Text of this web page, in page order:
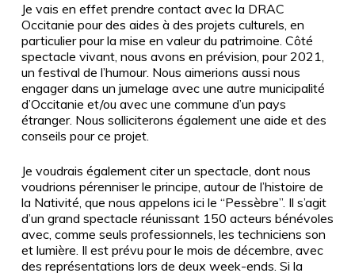
Je vais en effet prendre contact avec la DRAC
Occitanie pour des aides à des projets culturels, en
particulier pour la mise en valeur du patrimoine. Côté
spectacle vivant, nous avons en prévision, pour 2021,
un festival de l’humour. Nous aimerions aussi nous
engager dans un jumelage avec une autre municipalité
d’Occitanie et/ou avec une commune d’un pays
étranger. Nous solliciterons également une aide et des
conseils pour ce projet.
Je voudrais également citer un spectacle, dont nous
voudrions pérenniser le principe, autour de l’histoire de
la Nativité, que nous appelons ici le “Pessèbre”. Il s’agit
d’un grand spectacle réunissant 150 acteurs bénévoles
avec, comme seuls professionnels, les techniciens son
et lumière. Il est prévu pour le mois de décembre, avec
des représentations lors de deux week-ends. Si la